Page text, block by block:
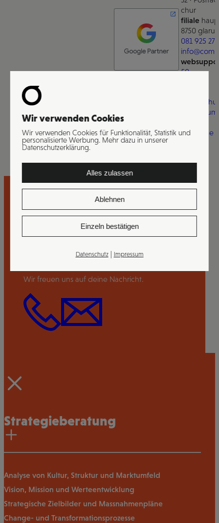
chur
filiale
8750 glarus
081 925 27
50
Impressum
Magazine
Worauf wartest du noch?
Wir freuen uns auf deine Nachricht.
Strategieberatung
Analyse von Kultur, Struktur und Marktumfeld
Vision, Mission und Werteentwicklung
Strategische Zielbilder und Massnahmenpläne
Change- und Transformationsprozesse
Wir verwenden Cookies
Wir verwenden Cookies für Funktionalität, Statistik und
personalisierte Werbung. Mehr dazu in unserer
Datenschutzerklärung.
Alles zulassen
Ablehnen
Einzeln bestätigen
Datenschutz| Impressum